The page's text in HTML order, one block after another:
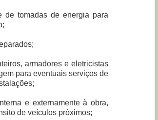
de tomadas de energia para
armadores e eletricistas
para eventuais serviços de
e externamente à obra,
de veículos próximos;